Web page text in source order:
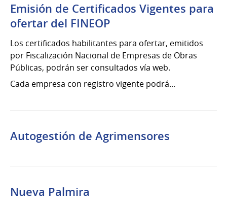
Emisión de Certificados Vigentes para
ofertar del FINEOP
Los certificados habilitantes para ofertar, emitidos
por Fiscalización Nacional de Empresas de Obras
Públicas, podrán ser consultados vía web.
Cada empresa con registro vigente podrá...
Autogestión de Agrimensores
Nueva Palmira